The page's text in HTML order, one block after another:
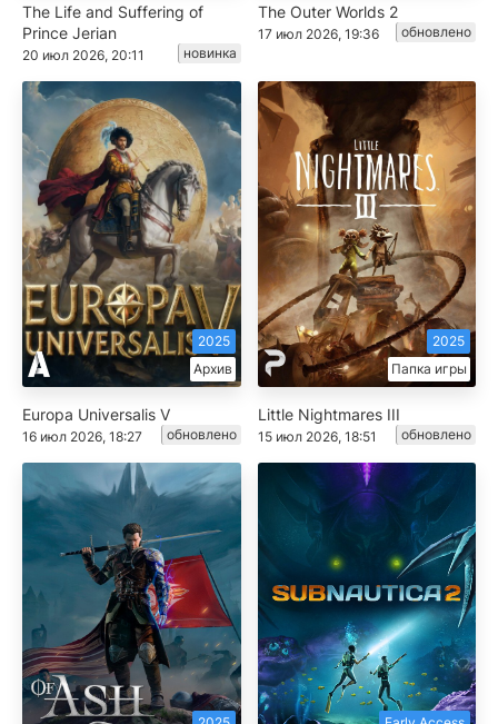
The Life and Suffering of
Prince Jerian
20 июл 2026, 20:11 новинка
The Outer Worlds 2
17 июл 2026, 19:36 обновлено
Архив
2025
Europa Universalis V
16 июл 2026, 18:27 обновлено
Папка игры
2025
Little Nightmares III
15 июл 2026, 18:51 обновлено